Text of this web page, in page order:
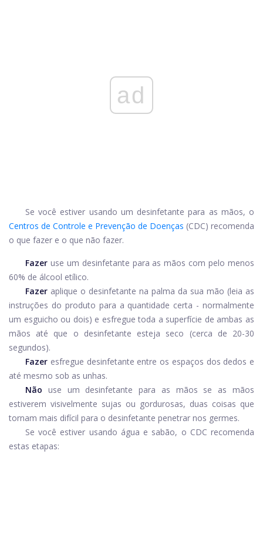
ad
Se você estiver usando um desinfetante para as mãos, o
Centros de Controle e Prevenção de Doenças (CDC) recomenda
o que fazer e o que não fazer.
Fazer use um desinfetante para as mãos com pelo menos
60% de álcool etílico.
Fazer aplique o desinfetante na palma da sua mão (leia as
instruções do produto para a quantidade certa - normalmente
um esguicho ou dois) e esfregue toda a superfície de ambas as
mãos até que o desinfetante esteja seco (cerca de 20-30
segundos).
Fazer esfregue desinfetante entre os espaços dos dedos e
até mesmo sob as unhas.
Não use um desinfetante para as mãos se as mãos
estiverem visivelmente sujas ou gordurosas, duas coisas que
tornam mais difícil para o desinfetante penetrar nos germes.
Se você estiver usando água e sabão, o CDC recomenda
estas etapas: